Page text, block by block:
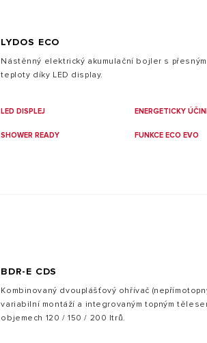
LYDOS ECO
Nástěnný elektrický akumulační bojler s
teploty díky LED display.
LED DISPLEJ ENERGETICKY
SHOWER READY FUNKCE ECO EVO
BDR-E CDS
Kombinovaný dvouplášťový ohřívač
variabilní montáží a integrovaným topným
objemech 120 / 150 / 200 ltrů.